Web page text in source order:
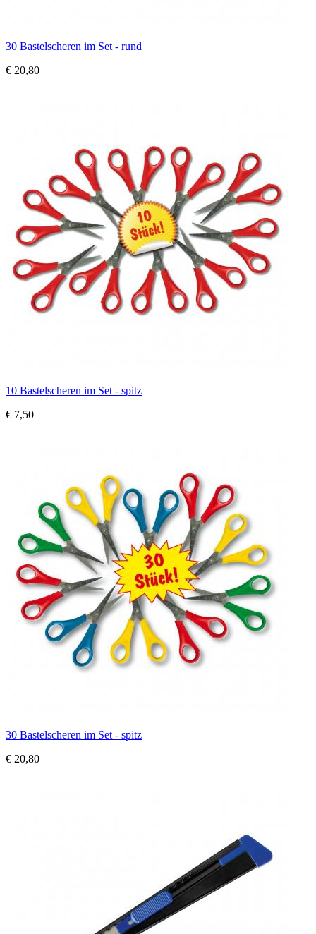
30 Bastelscheren im Set - rund
€ 20,80
10 Bastelscheren im Set - spitz
€ 7,50
30 Bastelscheren im Set - spitz
€ 20,80